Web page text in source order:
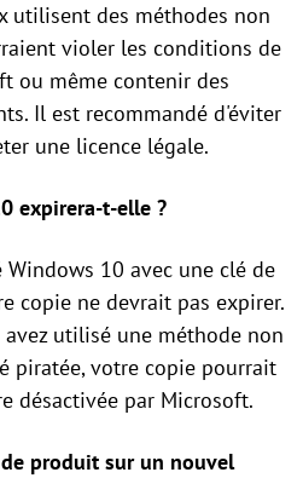
utilisent des méthodes non
violer les conditions de
ou même contenir des
Il est recommandé d'éviter
une licence légale.
expirera-t-elle ?
Windows 10 avec une clé de
copie ne devrait pas expirer.
avez utilisé une méthode non
piratée, votre copie pourrait
désactivée par Microsoft.
produit sur un nouvel